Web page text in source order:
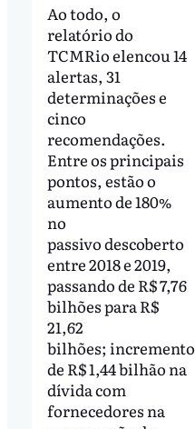
Ao todo, o
relatório do
TCMRio elencou 14
alertas, 31
determinações e
cinco
recomendações.
Entre os principais
pontos, estão o
aumento de 180%
no
passivo descoberto
entre 2018 e 2019,
passando de R$ 7,76
bilhões para R$
21,62
bilhões; incremento
de R$ 1,44 bilhão na
dívida com
fornecedores na